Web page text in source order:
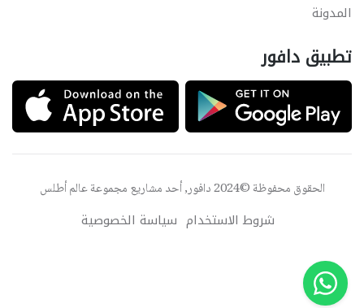
المدونة
تطبيق دافور
الحقوق محفوظة ©2024 دافور, أحد مشاريع مجموعة عالم أطلس
شروط الاستخدام سياسة الخصوصية